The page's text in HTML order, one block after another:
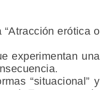
erótica o
experimentan una
“situacional” y